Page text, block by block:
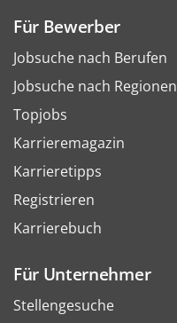
Für Bewerber
Jobsuche nach Berufen
Jobsuche nach Regionen
Topjobs
Karrieremagazin
Karrieretipps
Registrieren
Karrierebuch
Für Unternehmer
Stellengesuche